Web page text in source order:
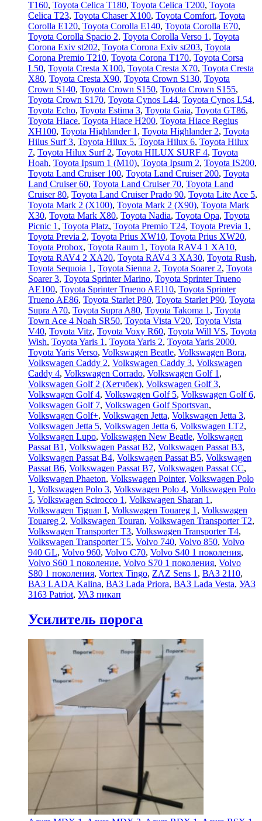
T160, Toyota Celica T180, Toyota Celica T200, Toyota
Celica T23, Toyota Chaser X100, Toyota Comfort, Toyota
Corolla E120, Toyota Corolla E140, Toyota Corolla E70,
Toyota Corolla Spacio 2, Toyota Corolla Verso 1 , Toyota
Corona Exiv st202, Toyota Corona Exiv st203, Toyota
Corona Premio T210, Toyota Corona T170, Toyota Corsa
L50, Toyota Cresta X100, Toyota Cresta X70, Toyota Cresta
X80, Toyota Cresta X90, Toyota Crown S130, Toyota
Crown S140, Toyota Crown S150, Toyota Crown S155,
Toyota Crown S170, Toyota Cynos L44, Toyota Cynos L54,
Toyota Echo, Toyota Estima 3, Toyota Gaia, Toyota GT86,
Toyota Hiace, Toyota Hiace H200, Toyota Hiace Regius
XH100, Toyota Highlander 1 , Toyota Highlander 2, Toyota
Hilus Surf 3, Toyota Hilux 5, Toyota Hilux 6, Toyota Hilux
7, Toyota Hilux Surf 2, Toyota HILUX SURF 4, Toyota
Hoah, Toyota Ipsum 1 (М10), Toyota Ipsum 2, Toyota IS200,
Toyota Land Cruiser 100, Toyota Land Cruiser 200, Toyota
Land Cruiser 60, Toyota Land Cruiser 70, Toyota Land
Cruiser 80, Toyota Land Cruiser Prado 90, Toyota Lite Ace 5,
Toyota Mark 2 (Х100), Toyota Mark 2 (Х90), Toyota Mark
X30, Toyota Mark X80, Toyota Nadia, Toyota Opa, Toyota
Picnic 1 , Toyota Platz, Toyota Premio T24, Toyota Previa 1 ,
Toyota Previa 2, Toyota Prius XW10, Toyota Prius XW20,
Toyota Probox, Toyota Raum 1 , Toyota RAV4 1 XA10,
Toyota RAV4 2 XA20, Toyota RAV4 3 XA30, Toyota Rush,
Toyota Sequoia 1 , Toyota Sienna 2, Toyota Soarer 2, Toyota
Soarer 3, Toyota Sprinter Marino, Toyota Sprinter Trueno
AE100, Toyota Sprinter Trueno AE110, Toyota Sprinter
Trueno AE86, Toyota Starlet P80, Toyota Starlet P90, Toyota
Supra A70, Toyota Supra A80, Toyota Takoma 1 , Toyota
Town Ace 4 Noah SR50, Toyota Vista V20, Toyota Vista
V40, Toyota Vitz, Toyota Voxy R60, Toyota Will VS, Toyota
Wish, Toyota Yaris 1 , Toyota Yaris 2, Toyota Yaris 2000,
Toyota Yaris Verso, Volkswagen Beatle, Volkswagen Bora,
Volkswagen Caddy 2, Volkswagen Caddy 3, Volkswagen
Caddy 4, Volkswagen Corrado, Volkswagen Golf 1 ,
Volkswagen Golf 2 (Хетчбек), Volkswagen Golf 3,
Volkswagen Golf 4, Volkswagen Golf 5, Volkswagen Golf 6,
Volkswagen Golf 7, Volkswagen Golf Sportsvan,
Volkswagen Golf+, Volkswagen Jetta, Volkswagen Jetta 3,
Volkswagen Jetta 5, Volkswagen Jetta 6, Volkswagen LT2,
Volkswagen Lupo, Volkswagen New Beatle, Volkswagen
Passat B1 , Volkswagen Passat B2, Volkswagen Passat B3,
Volkswagen Passat B4, Volkswagen Passat B5, Volkswagen
Passat B6, Volkswagen Passat B7, Volkswagen Passat CC,
Volkswagen Phaeton, Volkswagen Pointer, Volkswagen Polo
1 , Volkswagen Polo 3, Volkswagen Polo 4, Volkswagen Polo
5, Volkswagen Scirocco 1 , Volkswagen Sharan 1 ,
Volkswagen Tiguan I, Volkswagen Touareg 1 , Volkswagen
Touareg 2, Volkswagen Touran, Volkswagen Transporter T2,
Volkswagen Transporter T3, Volkswagen Transporter T4,
Volkswagen Transporter T5, Volvo 740, Volvo 850, Volvo
940 GL, Volvo 960, Volvo C70, Volvo S40 1 поколения,
Volvo S60 1 поколение, Volvo S70 1 поколения, Volvo
S80 1 поколения, Vortex Tingo, ZAZ Sens 1 , ВАЗ 2110,
ВАЗ LADA Kalina, ВАЗ Lada Priora, ВАЗ Lada Vesta, УАЗ
3163 Patriot, УАЗ пикап
Усилитель порога